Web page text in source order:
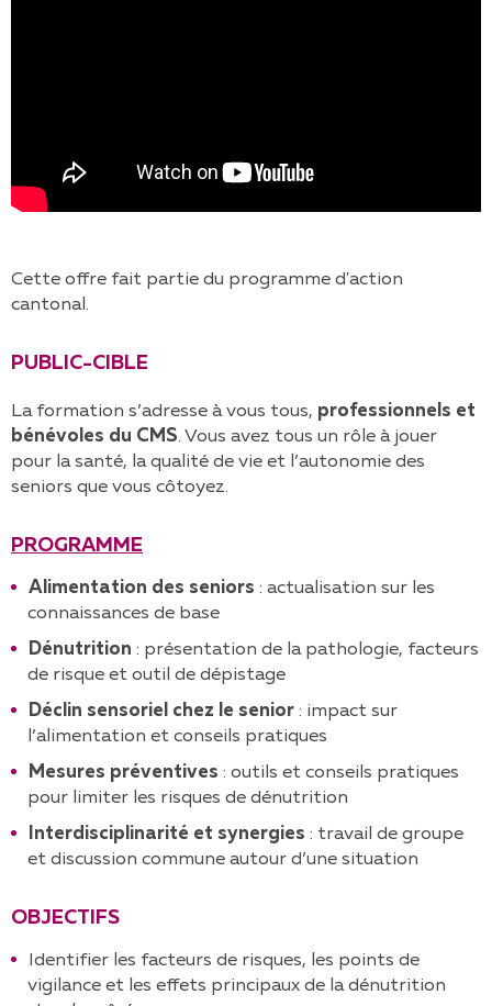
Cette offre fait partie du programme d'action
cantonal.
PUBLIC-CIBLE
La formation s’adresse à vous tous, professionnels et
bénévoles du CMS. Vous avez tous un rôle à jouer
pour la santé, la qualité de vie et l’autonomie des
seniors que vous côtoyez.
PROGRAMME
Alimentation des seniors : actualisation sur les
connaissances de base
Dénutrition : présentation de la pathologie, facteurs
de risque et outil de dépistage
Déclin sensoriel chez le senior : impact sur
l’alimentation et conseils pratiques
Mesures préventives : outils et conseils pratiques
pour limiter les risques de dénutrition
Interdisciplinarité et synergies : travail de groupe
et discussion commune autour d’une situation
OBJECTIFS
Identifier les facteurs de risques, les points de
vigilance et les effets principaux de la dénutrition